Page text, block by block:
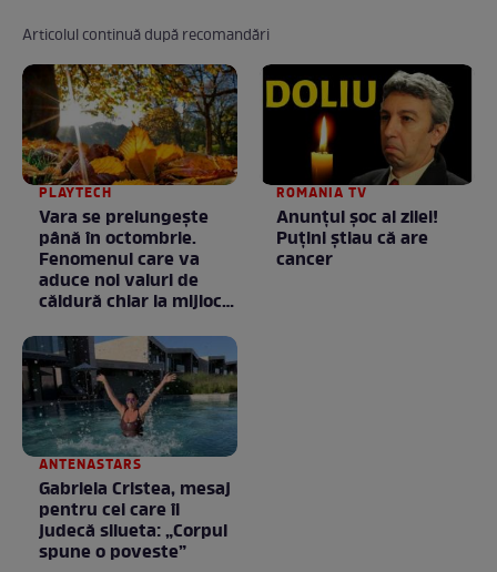
Articolul continuă după recomandări
PLAYTECH
Vara se prelungeşte
până în octombrie.
Fenomenul care va
aduce noi valuri de
căldură chiar la mijlocul
ROMANIA TV
Anunţul şoc al zilei!
Puţini ştiau că are
cancer
ANTENASTARS
Gabriela Cristea, mesaj
pentru cei care îi
judecă silueta: „Corpul
spune o poveste”